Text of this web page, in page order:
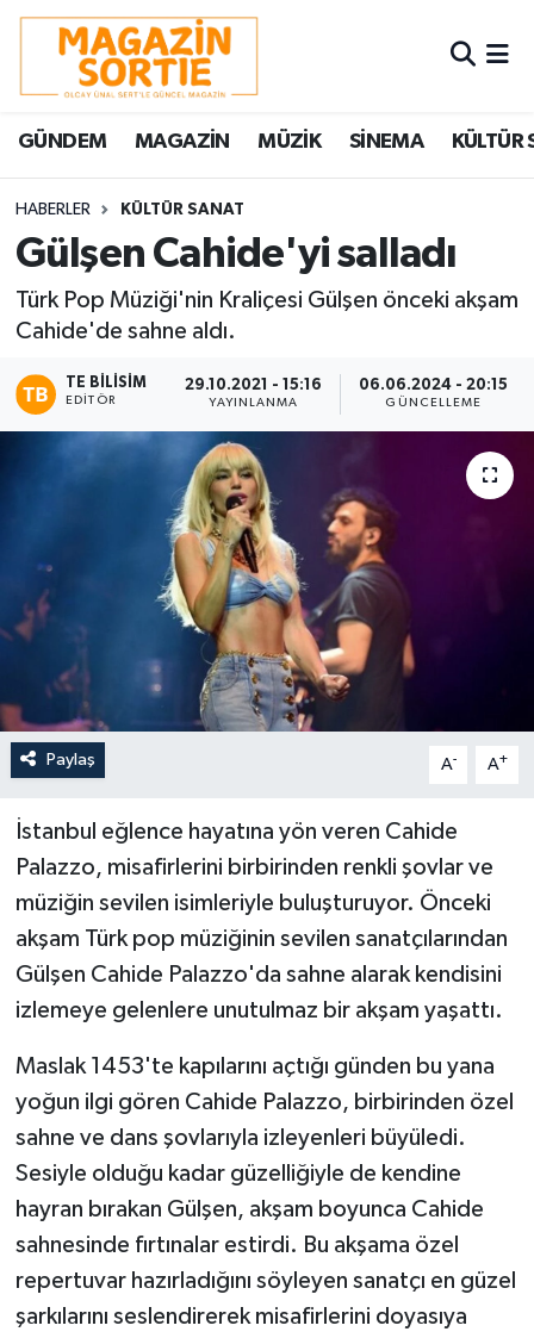
GÜNDEM MAGAZİN MÜZİK SİNEMA KÜLTÜR
HABERLER KÜLTÜR SANAT
Gülşen Cahide'yi salladı
Türk Pop Müziği'nin Kraliçesi Gülşen önceki akşam
Cahide'de sahne aldı.
TE BILISIM
EDITÖR
29.10.2021 - 15:16
YAYINLANMA
06.06.2024 - 20:15
GÜNCELLEME
Paylaş A- A+
İstanbul eğlence hayatına yön veren Cahide
Palazzo, misafirlerini birbirinden renkli şovlar ve
müziğin sevilen isimleriyle buluşturuyor. Önceki
akşam Türk pop müziğinin sevilen sanatçılarından
Gülşen Cahide Palazzo'da sahne alarak kendisini
izlemeye gelenlere unutulmaz bir akşam yaşattı.
Maslak 1453'te kapılarını açtığı günden bu yana
yoğun ilgi gören Cahide Palazzo, birbirinden özel
sahne ve dans şovlarıyla izleyenleri büyüledi.
Sesiyle olduğu kadar güzelliğiyle de kendine
hayran bırakan Gülşen, akşam boyunca Cahide
sahnesinde fırtınalar estirdi. Bu akşama özel
repertuvar hazırladığını söyleyen sanatçı en güzel
şarkılarını seslendirerek misafirlerini doyasıya
Nöbetçi Eczaneler
Hava Durumu
Trafik Durumu
Süper Lig Puan Durumu ve Fikstür
Tüm Manşetler
Son Dakika Haberleri